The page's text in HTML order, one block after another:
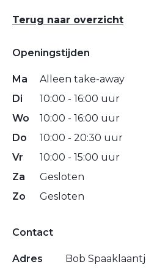
Terug naar overzicht
Openingstijden
Ma
Alleen take-away
Di
10:00 - 16:00 uur
Wo
10:00 - 16:00 uur
Do
10:00 - 20:30 uur
Vr
10:00 - 15:00 uur
Za
Gesloten
Zo
Gesloten
Contact
Adres
Bob